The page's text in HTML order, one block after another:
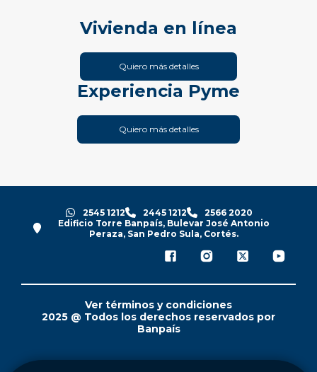
Vivienda en línea
Quiero más detalles
Experiencia Pyme
Quiero más detalles
2545 1212 2445 1212
2566 2020
Edificio Torre Banpaís, Bulevar José Antonio
Peraza, San Pedro Sula, Cortés.
Ver términos y condiciones
2025 @ Todos los derechos reservados por
Banpaís